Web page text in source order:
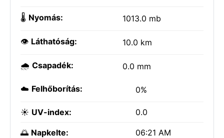
🌡️ Nyomás: 1013.0 mb
👁️ Láthatóság: 10.0 km
🌧️ Csapadék: 0.0 mm
☁️ Felhőborítás: 0%
☀️ UV-index: 0.0
🌅 Napkelte: 06:21 AM